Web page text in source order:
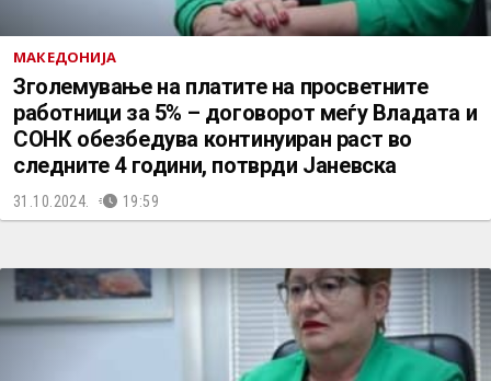
МАКЕДОНИЈА
Зголемување на платите на просветните
работници за 5% – договорот меѓу Владата и
СОНК обезбедува континуиран раст во
следните 4 години, потврди Јаневска
31.10.2024. 19:59